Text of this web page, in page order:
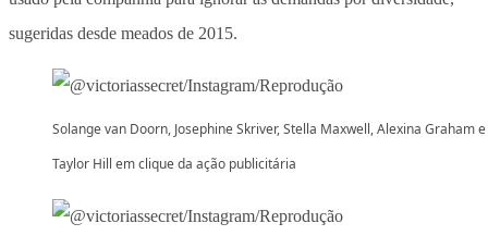
sugeridas desde meados de 2015.
Solange van Doorn, Josephine Skriver, Stella Maxwell, Alexina Graham e
Taylor Hill em clique da ação publicitária